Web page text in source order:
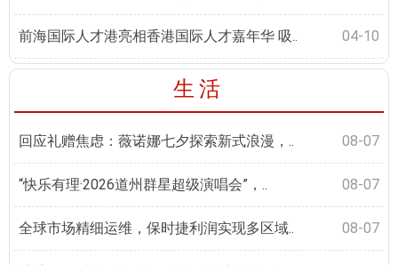
前海国际人才港亮相香港国际人才嘉年华 吸.. 04-10
生活
回应礼赠焦虑：薇诺娜七夕探索新式浪漫，.. 08-07
“快乐有理·2026道州群星超级演唱会”，.. 08-07
全球市场精细运维，保时捷利润实现多区域.. 08-07